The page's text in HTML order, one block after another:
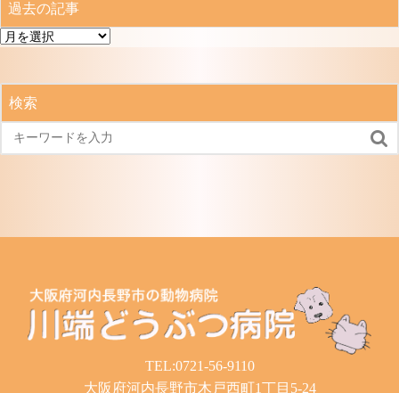
過去の記事
過
記
検索

TEL:0721-56-9110
大阪府河内長野市木戸西町1丁目5-24